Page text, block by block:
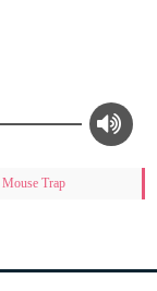
Mouse Trap